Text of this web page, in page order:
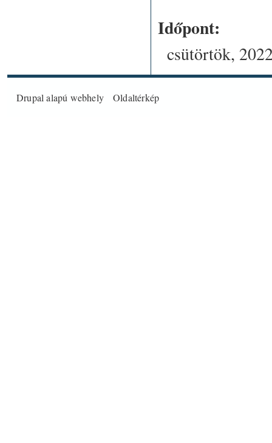
Időpont:
csütörtök,
Drupal alapú webhely Oldaltérkép